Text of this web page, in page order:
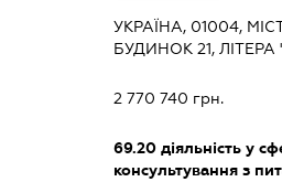
УКРАЇНА, 01004,
БУДИНОК 21, ЛІТЕРА
2 770 740 грн.
69.20 діяльність у
консультування з